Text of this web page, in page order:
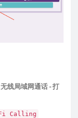
线局域网通话 - 打
Calling